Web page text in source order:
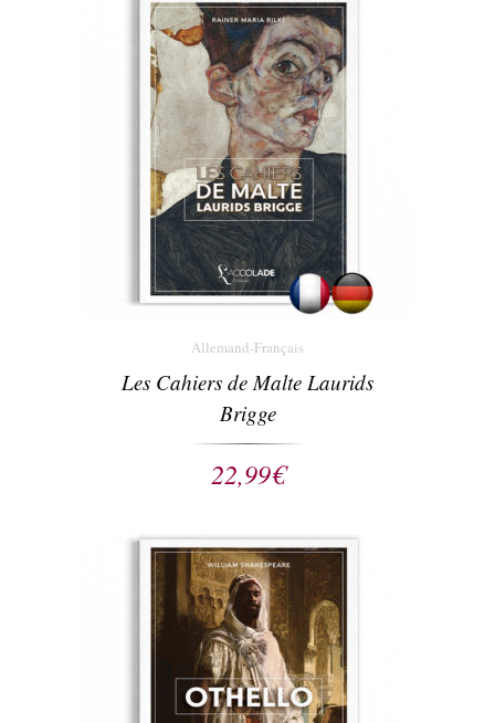
Allemand-Français
Les Cahiers de Malte Laurids
Brigge
22,99€